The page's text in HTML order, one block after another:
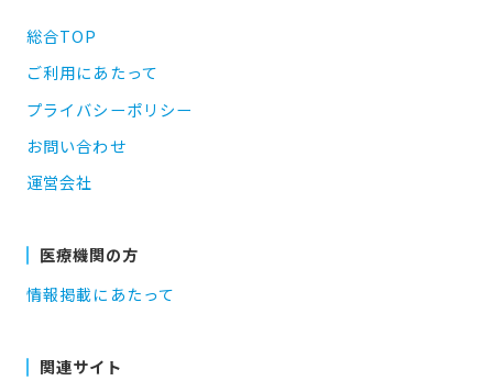
総合TOP
ご利用にあたって
プライバシーポリシー
お問い合わせ
運営会社
医療機関の方
情報掲載にあたって
関連サイト